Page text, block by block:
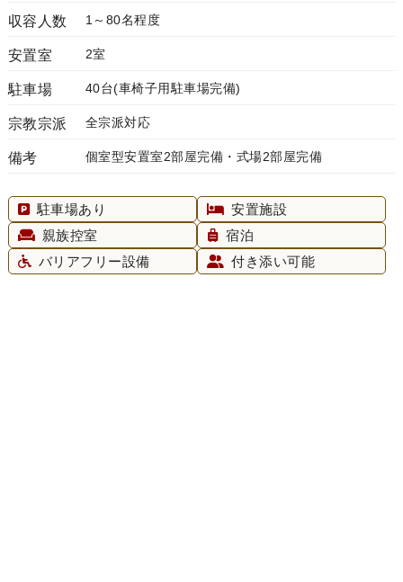
収容人数 1～80名程度
安置室 2室
駐車場 40台(車椅子用駐車場完備)
宗教宗派 全宗派対応
備考 個室型安置室2部屋完備・式場2部屋完備
駐車場あり
安置施設
親族控室
宿泊
バリアフリー設備
付き添い可能